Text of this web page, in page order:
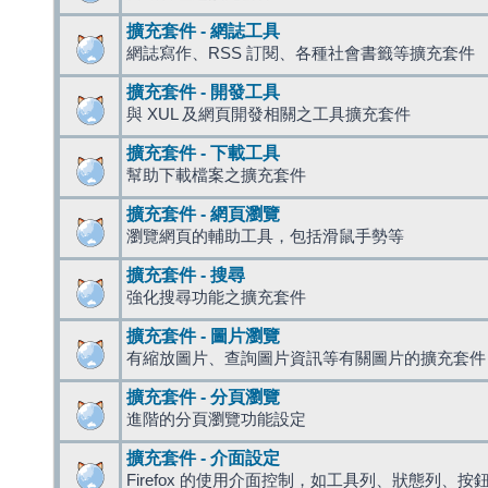
擴充套件 - 網誌工具
網誌寫作、RSS 訂閱、各種社會書籤等擴充套件
擴充套件 - 開發工具
與 XUL 及網頁開發相關之工具擴充套件
擴充套件 - 下載工具
幫助下載檔案之擴充套件
擴充套件 - 網頁瀏覽
瀏覽網頁的輔助工具，包括滑鼠手勢等
擴充套件 - 搜尋
強化搜尋功能之擴充套件
擴充套件 - 圖片瀏覽
有縮放圖片、查詢圖片資訊等有關圖片的擴充套件
擴充套件 - 分頁瀏覽
進階的分頁瀏覽功能設定
擴充套件 - 介面設定
Firefox 的使用介面控制，如工具列、狀態列、按